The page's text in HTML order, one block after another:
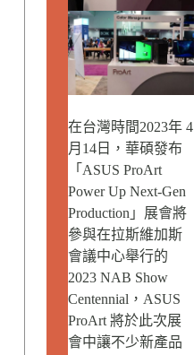
在台灣時間2023年 4
月14日，華碩發布
「ASUS ProArt
Power Up Next-Gen
Production」展會將
參與在拉斯維加斯
會議中心舉行的
2023 NAB Show
Centennial，ASUS
ProArt 將於此次展
會中讓不少新產品